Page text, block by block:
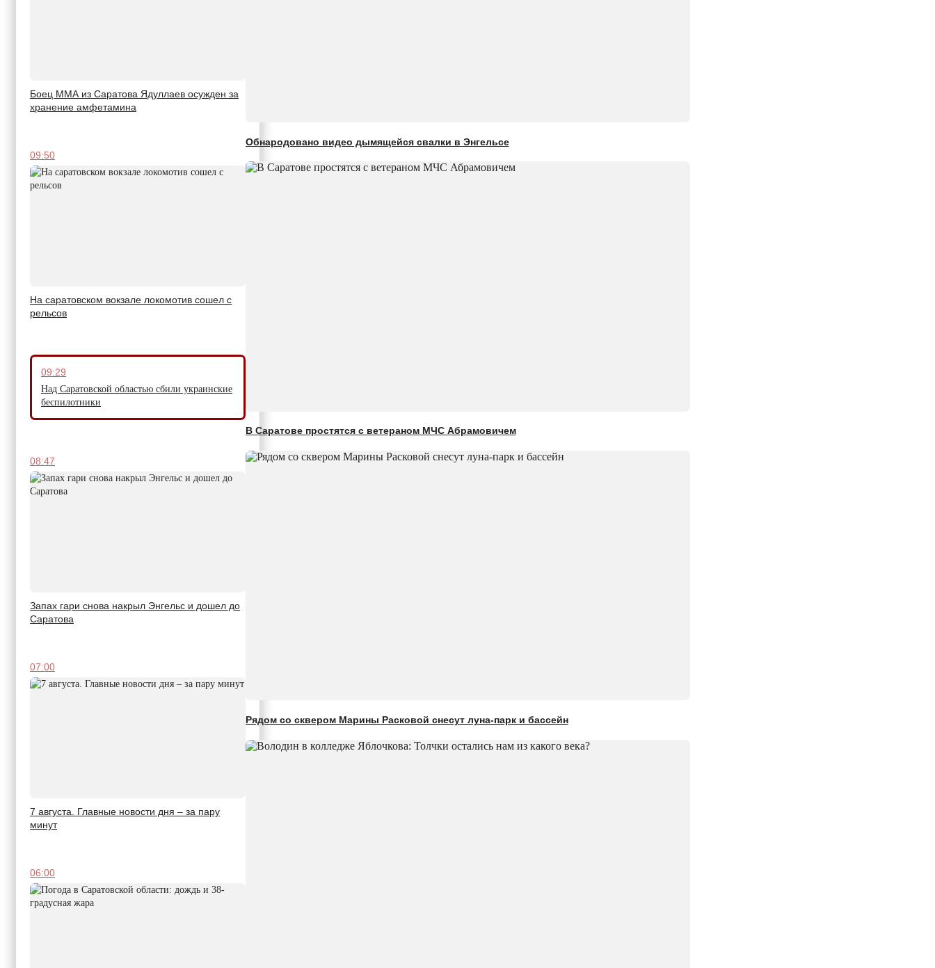
Боец ММА из Саратова Ядуллаев осужден за
хранение амфетамина
09:50
На саратовском вокзале локомотив сошел с
рельсов
09:29
Над Саратовской областью сбили украинские
беспилотники
08:47
Запах гари снова накрыл Энгельс и дошел до
Саратова
07:00
7 августа. Главные новости дня – за пару
минут
06:00
Обнародовано видео дымящейся свалки в Энгельсе
В Саратове простятся с ветераном МЧС Абрамовичем
Рядом со сквером Марины Расковой снесут луна-парк и бассейн